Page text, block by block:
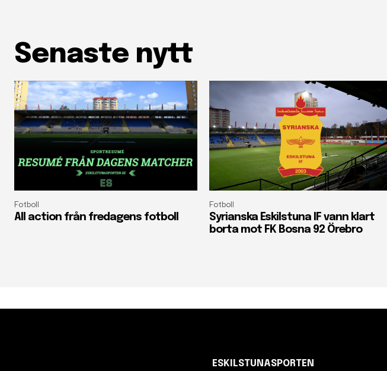
Senaste nytt
Fotboll
All action från fredagens fotboll
Fotboll
Syrianska Eskilstuna IF vann klart
borta mot FK Bosna 92 Örebro
ESKILSTUNASPORTEN